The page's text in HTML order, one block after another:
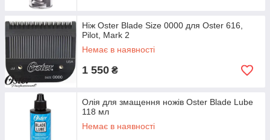
Ніж Oster Blade Size 0000 для Oster 616,
Pilot, Mark 2
Немає в наявності
1 550 ₴
Олія для змащення ножів Oster Blade Lube
118 мл
Немає в наявності